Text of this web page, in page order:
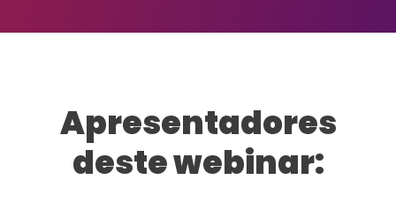
Apresentadores
deste webinar: